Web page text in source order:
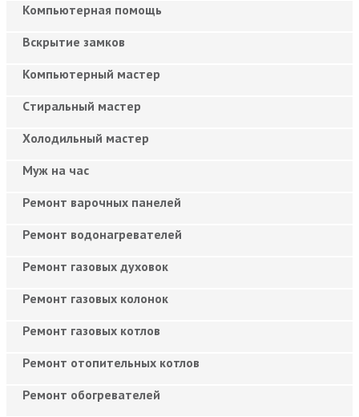
Компьютерная помощь
Вскрытие замков
Компьютерный мастер
Cтиральный мастер
Холодильный мастер
Муж на час
Ремонт варочных панелей
Ремонт водонагревателей
Ремонт газовых духовок
Ремонт газовых колонок
Ремонт газовых котлов
Ремонт отопительных котлов
Ремонт обогревателей